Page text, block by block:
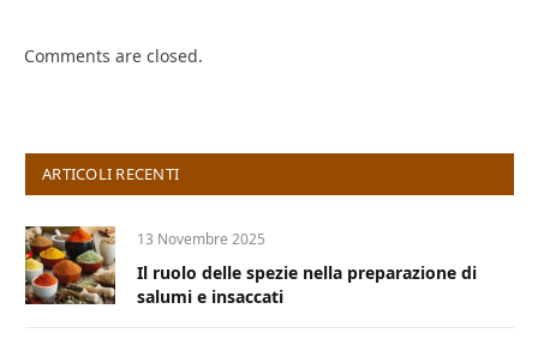
Comments are closed.
ARTICOLI RECENTI
13 Novembre 2025
Il ruolo delle spezie nella preparazione di
salumi e insaccati